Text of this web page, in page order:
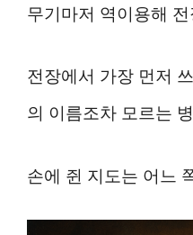
무기마저 역이용해
전장에서 가장 먼저
의 이름조차 모르는
손에 쥔 지도는 어느